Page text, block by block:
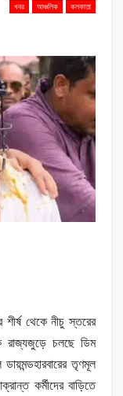
খবর আঞ্চলিক কলকাতা
থেকে নীচু স্তরের
রাজ্যজুড়ে চলছে ডিম
তৃণমূল
কর্মীদের বাড়িতে